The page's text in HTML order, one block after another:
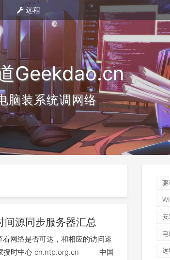
远程
Geekdao.cn
脑装系统调网络
间源同步服务器汇总
网络是否可达，和相应的访问速
授时中心 cn.ntp.org.cn 中国
驱
安
电
远